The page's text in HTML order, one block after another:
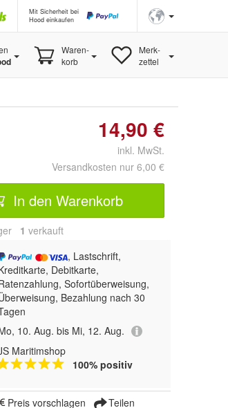
Mit Sicherheit bei
Hood einkaufen
Waren-
korb
Merk-
zettel
14,90 €
inkl. MwSt.
Versandkosten nur 6,00 €
In den Warenkorb
1 verkauft
, Lastschrift,
Debitkarte,
Sofortüberweisung,
Bezahlung nach 30
10. Aug. bis Mi, 12. Aug.
Maritimshop
100% positiv
Preis vorschlagen Teilen